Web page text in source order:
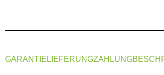
GARANTIE LIEFERUNGZAHLUNG